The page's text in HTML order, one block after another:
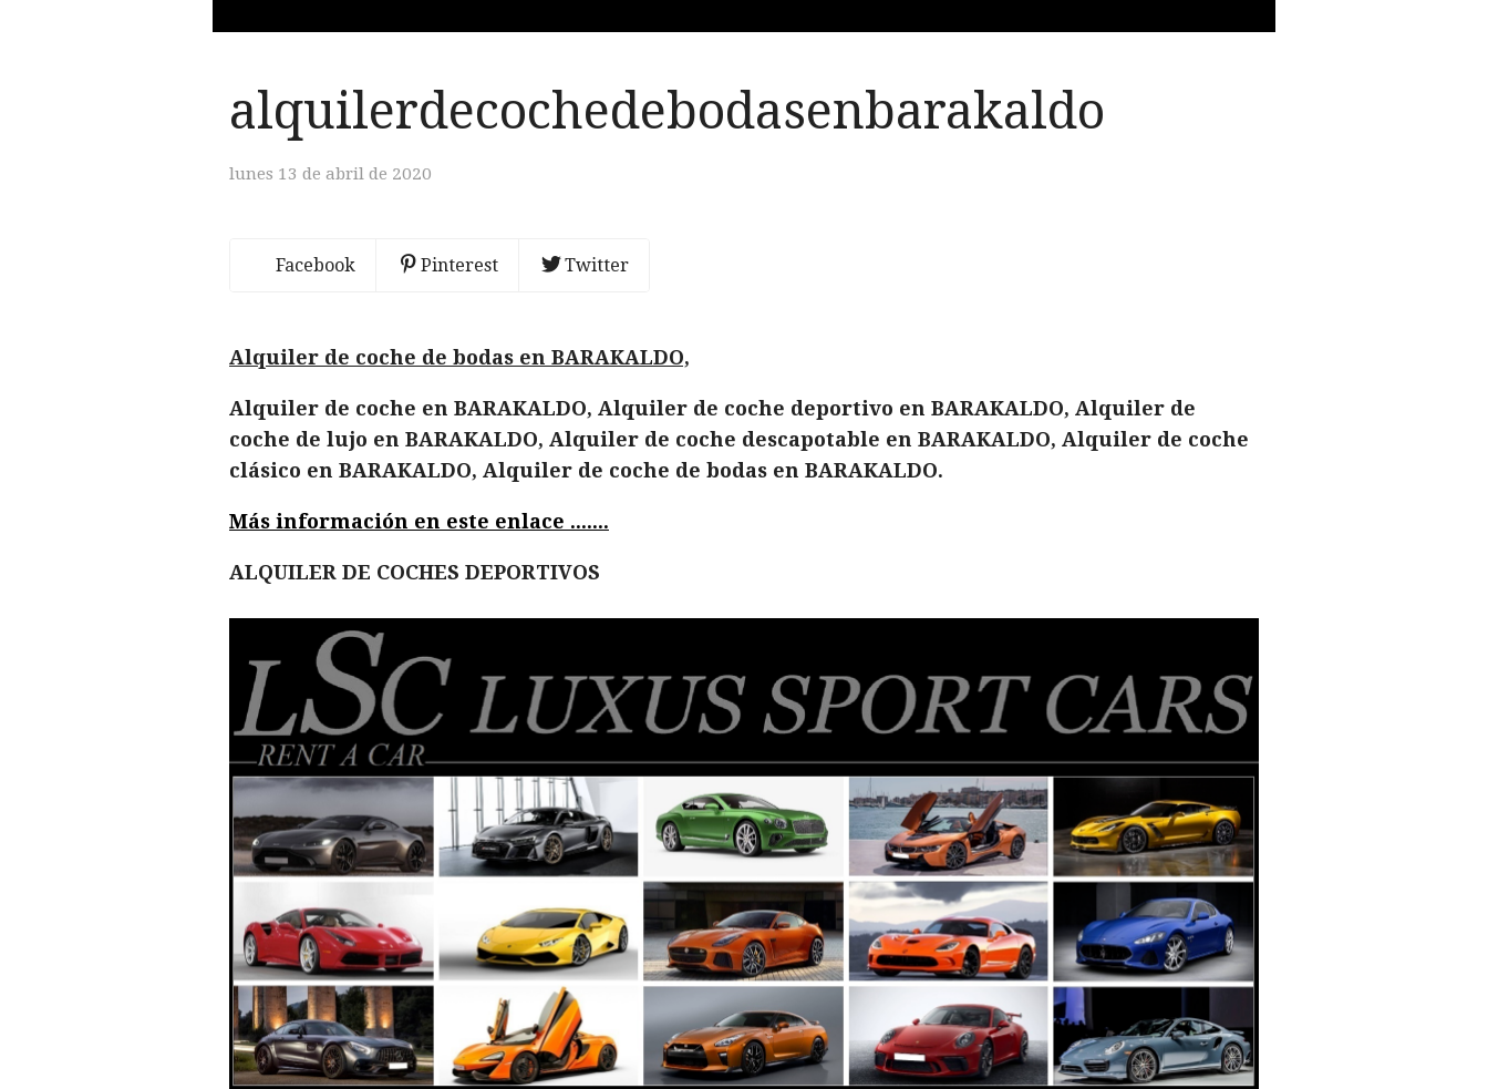
alquilerdecochedebodasenbarakaldo
lunes 13 de abril de 2020
Facebook Pinterest Twitter
Alquiler de coche de bodas en BARAKALDO,
Alquiler de coche en BARAKALDO, Alquiler de coche deportivo en BARAKALDO, Alquiler de
coche de lujo en BARAKALDO, Alquiler de coche descapotable en BARAKALDO, Alquiler de coche
clásico en BARAKALDO, Alquiler de coche de bodas en BARAKALDO.
Más información en este enlace .......
ALQUILER DE COCHES DEPORTIVOS